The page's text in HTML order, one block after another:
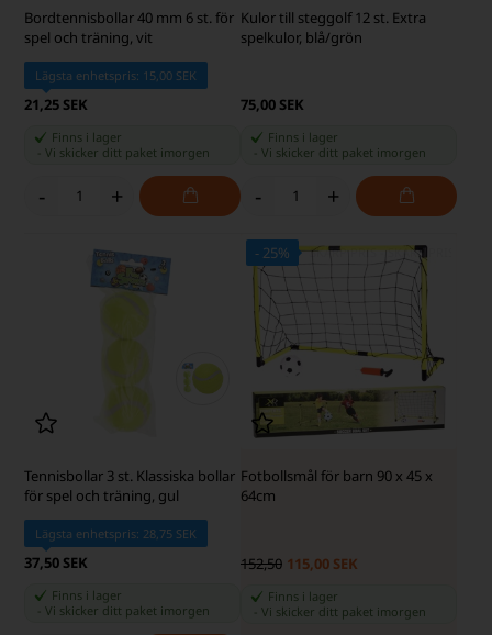
Bordtennisbollar 40 mm 6 st. för
spel och träning, vit
Lägsta enhetspris: 15,00 SEK
21,25 SEK
Finns i lager
-Vi skicker ditt paket imorgen
- +
Kulor till steggolf 12 st. Extra
spelkulor, blå/grön
75,00 SEK
Finns i lager
Vi skicker ditt paket imorgen
- +
Tennisbollar 3 st. Klassiska bollar
för spel och träning, gul
Lägsta enhetspris: 28,75 SEK
37,50 SEK
Finns i lager
-Vi skicker ditt paket imorgen
- 25% SKÄRP PRIS - SKÄRP PRIS
Fotbollsmål för barn 90 x 45 x
64cm
152,50 115,00 SEK
Finns i lager
Vi skicker ditt paket imorgen